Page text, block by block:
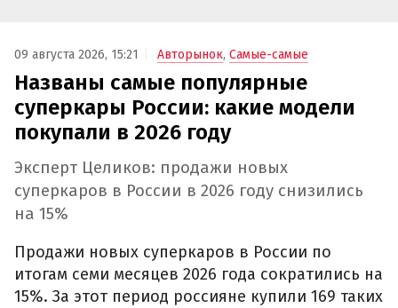
09 августа 2026, 15:21 Авторынок, Самые-самые
Названы самые популярные
суперкары России: какие модели
покупали в 2026 году
Эксперт Целиков: продажи новых
суперкаров в России в 2026 году снизились
на 15%
Продажи новых суперкаров в России по
итогам семи месяцев 2026 года сократились на
15%. За этот период россияне купили 169 таких